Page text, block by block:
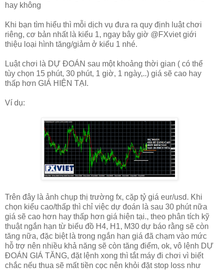
hay không
Khi bạn tìm hiểu thì mỗi dịch vụ đưa ra quy định luật chơi
riêng, cơ bản nhất là kiểu 1, ngay bây giờ @FXviet giới
thiệu loại hình tăng/giảm ở kiểu 1 nhé.
Luật chơi là DỰ ĐOÁN sau một khoảng thời gian ( có thể
tùy chọn 15 phút, 30 phút, 1 giờ, 1 ngày,..) giá sẽ cao hay
thấp hơn GIÁ HIỆN TẠI.
Ví dụ:
Trên đây là ảnh chụp thị trường fx, cặp tỷ giá eur/usd. Khi
chọn kiểu cao/thấp thì chỉ việc dự đoán là sau 30 phút nữa
giá sẽ cao hơn hay thấp hơn giá hiện tại., theo phân tích kỹ
thuật ngắn hạn từ biểu đồ H4, H1, M30 dự báo rằng sẽ còn
tăng nữa, đặc biệt là trong ngắn hạn giá đã chạm vào mức
hỗ trợ nên nhiều khả năng sẽ còn tăng điểm, ok, vô lệnh DỰ
ĐOÁN GIÁ TĂNG, đặt lệnh xong thì tắt máy đi chơi vì biết
chắc nếu thua sẽ mất tiền cọc nên khỏi đặt stop loss như